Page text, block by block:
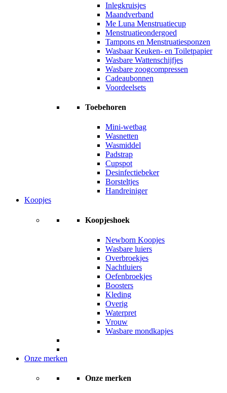
Inlegkruisjes
Maandverband
Me Luna Menstruatiecup
Menstruatieondergoed
Tampons en Menstruatiesponzen
Wasbaar Keuken- en Toiletpapier
Wasbare Wattenschijfjes
Wasbare zoogcompressen
Cadeaubonnen
Voordeelsets
Toebehoren
Mini-wetbag
Wasnetten
Wasmiddel
Padstrap
Cupspot
Desinfectiebeker
Borsteltjes
Handreiniger
Koopjes
Koopjeshoek
Newborn Koopjes
Wasbare luiers
Overbroekjes
Nachtluiers
Oefenbroekjes
Boosters
Kleding
Overig
Waterpret
Vrouw
Wasbare mondkapjes
Onze merken
Onze merken